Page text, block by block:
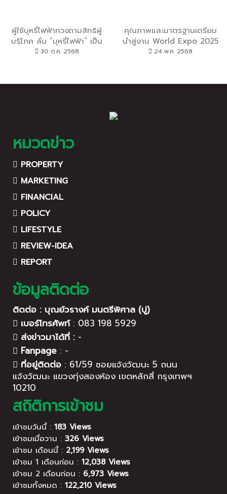
ผู้ใช้บุหรี่ไฟฟ้าทวงถามสิทธิผู้
บริโภค ลั่น “บุหรี่ไฟฟ้า” เป็น
เครื่องมือทางการเมือง
30 ต.ค. 2568
คุณภาพและมาตรฐานเตรียม
นำสู่งาน World Expo 2025
เมืองโอซากา ประเทศญี่ปุ่น
24 พ.ค. 2568
หมวดข่าว
PROPERTY
MARKETING
FINANCIAL
POLICY
LIFESTYLE
REVIEW-IDEA
REPORT
ข้อมูลติดต่อ
ติดต่อ : บุณย์วรางค์ มนตรีพิศาล (ปู)
เบอร์โทรศัพท์: 083 198 5929
ส่งข่าวมาได้ที่ : -
Fanpage : -
ที่อยู่ติดต่อ : 61/59 ซอยแจ้งวัฒนะ 5 ถนน
แจ้งวัฒนะ แขวงทุ่งสองห้อง เขตหลักสี่ กรุงเทพฯ
10210
สถิติการเข้าชม
เข้าชมวันนี้ : 183 Views
เข้าชมเมื่อวาน : 326 Views
เข้าชม เดือนนี้ : 2,199 Views
เข้าชม 1 เดือนก่อน : 12,038 Views
เข้าชม 2 เดือนก่อน : 6,973 Views
เข้าชมทั้งหมด : 122,210 Views